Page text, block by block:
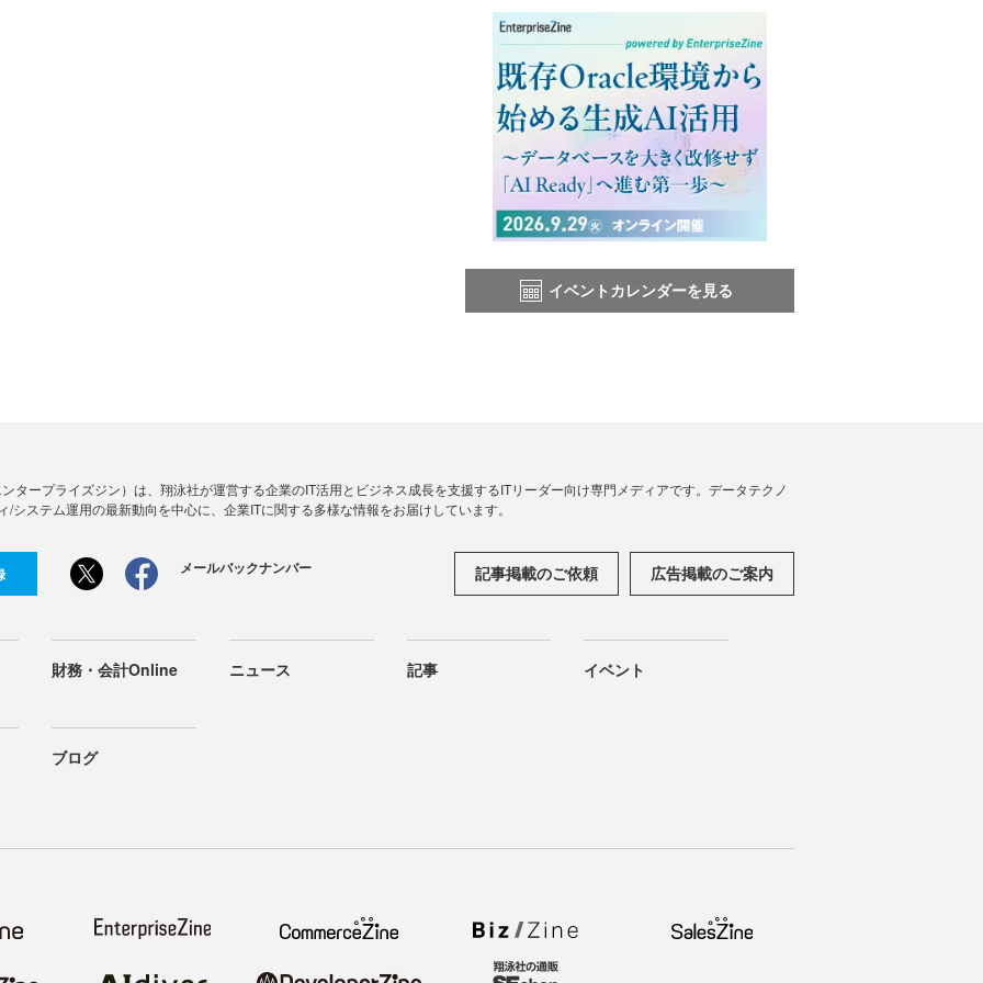
イベントカレンダーを見る
ンタープライズジン）は、翔泳社が運営する企業のIT活用とビジネス成長を支援するITリーダー向け専門メディアです。データテクノ
/システム運用の最新動向を中心に、企業ITに関する多様な情報をお届けしています。
メールバックナンバー 記事掲載のご依頼 広告掲載のご案内
財務・会計Online ニュース 記事 イベント
ブログ